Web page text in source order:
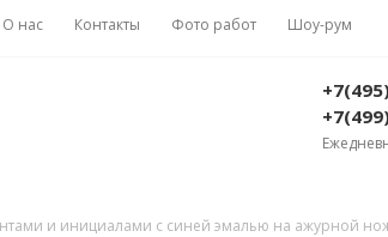
О нас Контакты Фото работ Шоу-рум
и инициалами с синей эмалью на ажурной